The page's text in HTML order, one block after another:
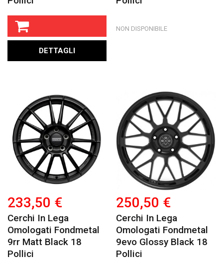
DETTAGLI
NON DISPONIBILE
233,50 €
Cerchi In Lega
Omologati Fondmetal
9rr Matt Black 18
Pollici
250,50 €
Cerchi In Lega
Omologati Fondmetal
9evo Glossy Black 18
Pollici